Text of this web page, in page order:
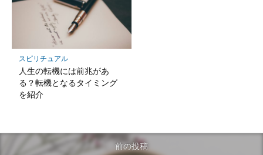
スピリチュアル
人生の転機には前兆があ
る？転機となるタイミング
を紹介
前の投稿